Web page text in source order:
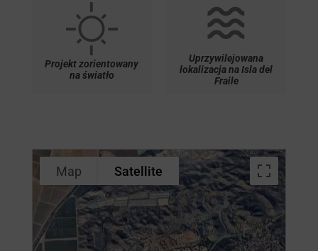
Projekt zorientowany
na światło
Uprzywilejowana
lokalizacja na Isla del
Fraile
Map Satellite